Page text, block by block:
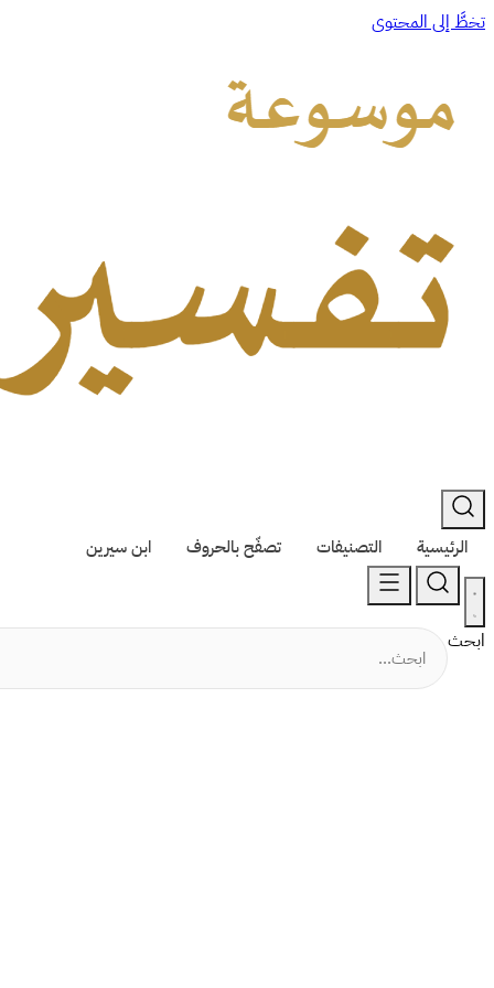
تخطَّ إلى المحتوى
الرئيسية التصنيفات تصفّح بالحروف ابن سيرين
ابحث